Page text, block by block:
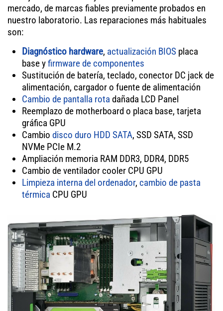
mercado, de marcas fiables previamente probados en
nuestro laboratorio. Las reparaciones más habituales
son:
Diagnóstico hardware, actualización BIOS placa
base yfirmware de componentes
Sustitución de batería, teclado, conector DC jack de
alimentación, cargador o fuente de alimentación
Cambio de pantalla rota dañada LCD Panel
Reemplazo de motherboard o placa base, tarjeta
gráfica GPU
Cambio disco duro HDD SATA, SSD SATA, SSD
NVMe PCIe M.2
Ampliación memoria RAM DDR3, DDR4, DDR5
Cambio de ventilador cooler CPU GPU
Limpieza interna del ordenador, cambio de pasta
térmica CPU GPU